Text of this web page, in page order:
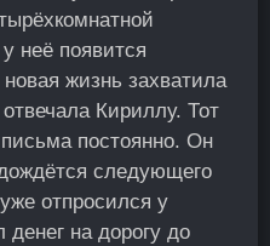
неё появится
жизнь захватила
Кириллу. Тот
постоянно. Он
следующего
отпросился у
на дорогу до